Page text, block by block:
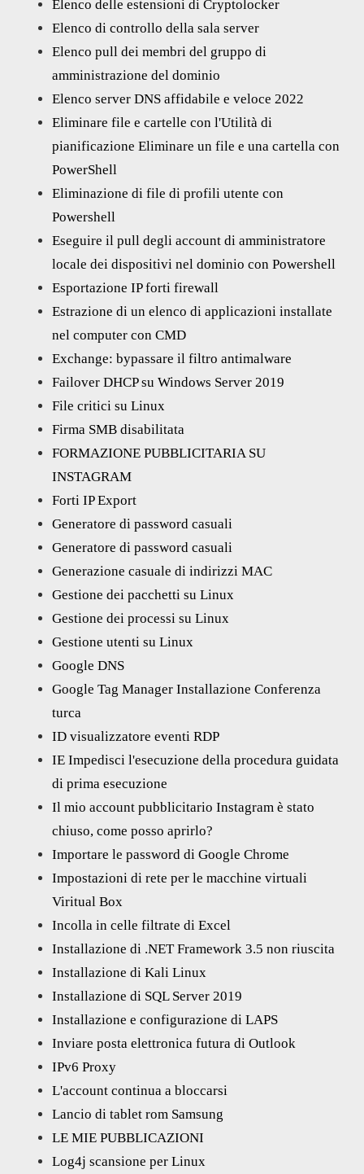
Elenco delle estensioni di Cryptolocker
Elenco di controllo della sala server
Elenco pull dei membri del gruppo di
amministrazione del dominio
Elenco server DNS affidabile e veloce 2022
Eliminare file e cartelle con l'Utilità di
pianificazione Eliminare un file e una cartella con
PowerShell
Eliminazione di file di profili utente con
Powershell
Eseguire il pull degli account di amministratore
locale dei dispositivi nel dominio con Powershell
Esportazione IP forti firewall
Estrazione di un elenco di applicazioni installate
nel computer con CMD
Exchange: bypassare il filtro antimalware
Failover DHCP su Windows Server 2019
File critici su Linux
Firma SMB disabilitata
FORMAZIONE PUBBLICITARIA SU
INSTAGRAM
Forti IP Export
Generatore di password casuali
Generatore di password casuali
Generazione casuale di indirizzi MAC
Gestione dei pacchetti su Linux
Gestione dei processi su Linux
Gestione utenti su Linux
Google DNS
Google Tag Manager Installazione Conferenza
turca
ID visualizzatore eventi RDP
IE Impedisci l'esecuzione della procedura guidata
di prima esecuzione
Il mio account pubblicitario Instagram è stato
chiuso, come posso aprirlo?
Importare le password di Google Chrome
Impostazioni di rete per le macchine virtuali
Viritual Box
Incolla in celle filtrate di Excel
Installazione di .NET Framework 3.5 non riuscita
Installazione di Kali Linux
Installazione di SQL Server 2019
Installazione e configurazione di LAPS
Inviare posta elettronica futura di Outlook
IPv6 Proxy
L'account continua a bloccarsi
Lancio di tablet rom Samsung
LE MIE PUBBLICAZIONI
Log4j scansione per Linux